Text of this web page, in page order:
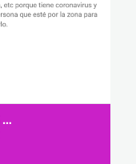
SOLUCIONADOR DE PROBLEMAS COVID